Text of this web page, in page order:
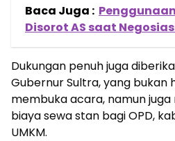
Baca Juga : Penggunaan
Disorot AS saat
Dukungan penuh juga
Gubernur Sultra, yang bukan
membuka acara, namun
biaya sewa stan bagi OPD,
UMKM.